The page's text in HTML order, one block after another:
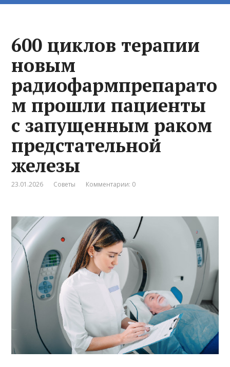
600 циклов терапии
новым
радиофармпрепарато
м прошли пациенты
с запущенным раком
предстательной
железы
23.01.2026 Советы Комментарии: 0